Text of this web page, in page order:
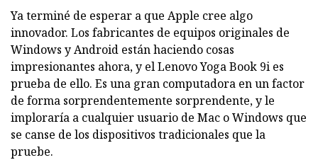
Ya terminé de esperar a que Apple cree algo
innovador. Los fabricantes de equipos originales de
Windows y Android están haciendo cosas
impresionantes ahora, y el Lenovo Yoga Book 9i es
prueba de ello. Es una gran computadora en un factor
de forma sorprendentemente sorprendente, y le
imploraría a cualquier usuario de Mac o Windows que
se canse de los dispositivos tradicionales que la
pruebe.